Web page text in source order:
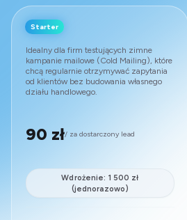
Starter
Idealny dla firm testujących zimne
kampanie mailowe (Cold Mailing), które
chcą regularnie otrzymywać zapytania
od klientów bez budowania własnego
działu handlowego.
90 zł/ za dostarczony lead
Wdrożenie: 1 500 zł
(jednorazowo)